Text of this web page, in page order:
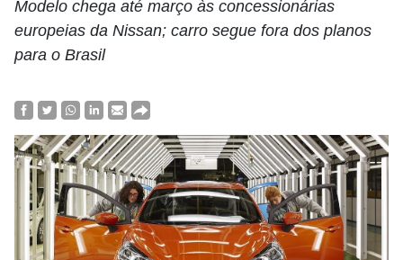
Modelo chega até março às concessionárias
europeias da Nissan; carro segue fora dos planos
para o Brasil